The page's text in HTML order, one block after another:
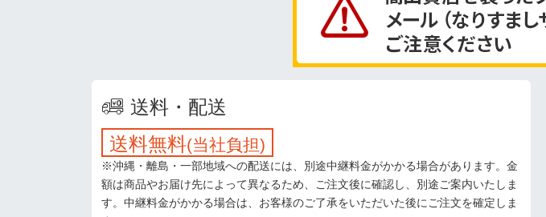
送料・配送
送料無料(当社負担)
※沖縄・離島・一部地域への配送には、別途中継料金がかかる場合があります。金
額は商品やお届け先によって異なるため、ご注文後に確認し、別途ご案内いたしま
す。中継料金がかかる場合は、お客様のご了承をいただいた後にご注文を確定しま